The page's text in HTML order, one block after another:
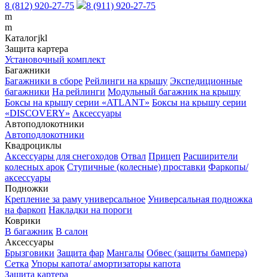
8 (812) 920-27-75
8 (911) 920-27-75
m
m
Каталогjkl
Защита картера
Установочный комплект
Багажники
Багажники в сборе Рейлинги на крышу Экспедиционные
багажники На рейлинги Модульный багажник на крышу
Боксы на крышу серии «ATLANT» Боксы на крышу серии
«DISCOVERY» Аксессуары
Автоподлокотники
Автоподлокотники
Квадроциклы
Аксессуары для снегоходов Отвал Прицеп Расширители
колесных арок Ступичные (колесные) проставки Фаркопы/
аксессуары
Подножки
Крепление за раму универсальное Универсальная подножка
на фаркоп Накладки на пороги
Коврики
В багажник В салон
Аксессуары
Брызговики Защита фар Мангалы Обвес (защиты бампера)
Сетка Упоры капота/ амортизаторы капота
Защита картера